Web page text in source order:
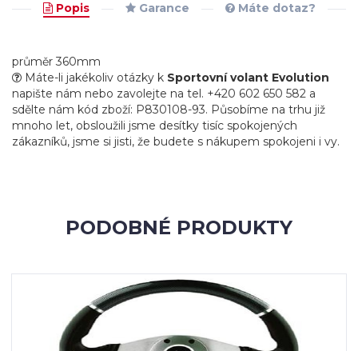
Popis Garance Máte dotaz?
průměr 360mm
Máte-li jakékoliv otázky k Sportovní volant Evolution
napište nám nebo zavolejte na tel. +420 602 650 582 a
sdělte nám kód zboží: P830108-93. Působíme na trhu již
mnoho let, obsloužili jsme desítky tisíc spokojených
zákazníků, jsme si jisti, že budete s nákupem spokojeni i vy.
PODOBNÉ PRODUKTY